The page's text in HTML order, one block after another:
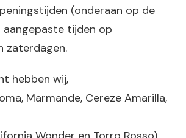
(onderaan op de
tijden op
zaterdagen.
hebben wij,
Marmande, Cereze Amarilla,